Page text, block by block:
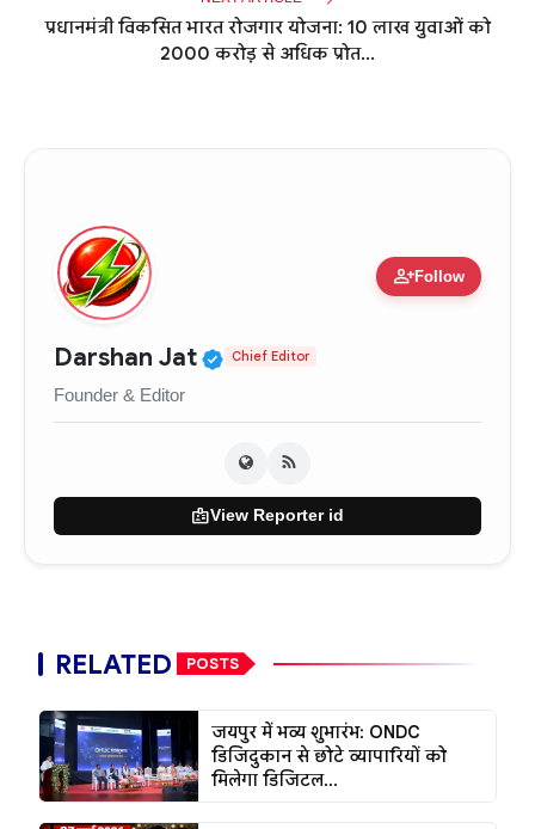
प्रधानमंत्री विकसित भारत रोजगार योजना: 10 लाख युवाओं को
2000 करोड़ से अधिक प्रोत...
person_addFollow
Darshan Jat Verified Public Figure •
Chief Editor
Founder & Editor
badgeView Reporter id
RELATED POSTS
जयपुर में भव्य शुभारंभ: ONDC
डिजिदुकान से छोटे व्यापारियों को
मिलेगा डिजिटल...